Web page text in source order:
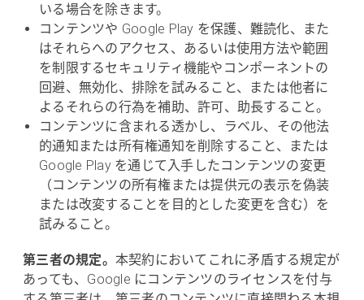
いる場合を除きます。
コンテンツや Google Play を保護、難読化、また
はそれらへのアクセス、あるいは使用方法や範囲
を制限するセキュリティ機能やコンポーネントの
回避、無効化、排除を試みること、または他者に
よるそれらの行為を補助、許可、助長すること。
コンテンツに含まれる透かし、ラベル、その他法
的通知または所有権通知を削除すること、または
Google Play を通じて入手したコンテンツの変更
（コンテンツの所有権または提供元の表示を偽装
または改変することを目的とした変更を含む）を
試みること。
第三者の規定。 本契約においてこれに矛盾する規定が
あっても、Google にコンテンツのライセンスを付与